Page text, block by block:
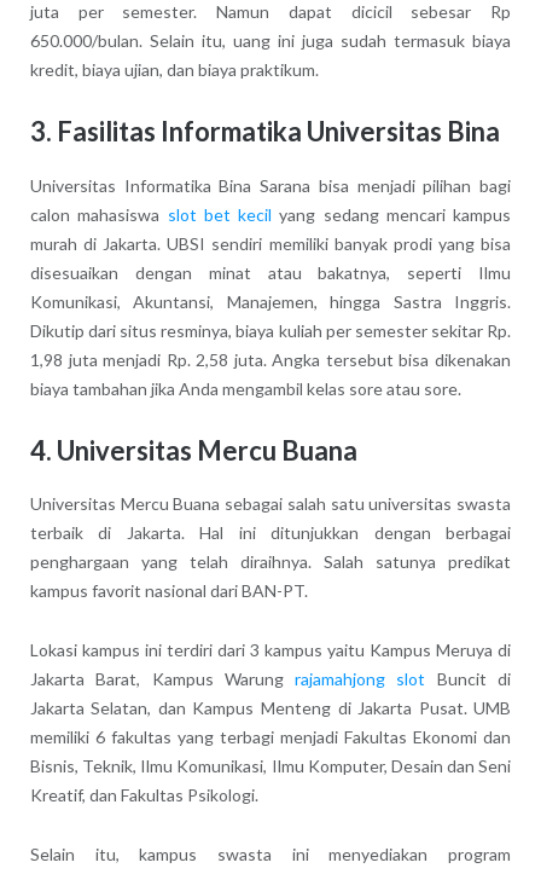
juta per semester. Namun dapat dicicil sebesar Rp
650.000/bulan. Selain itu, uang ini juga sudah termasuk biaya
kredit, biaya ujian, dan biaya praktikum.
3. Fasilitas Informatika Universitas Bina
Universitas Informatika Bina Sarana bisa menjadi pilihan bagi
calon mahasiswa slot bet kecil yang sedang mencari kampus
murah di Jakarta. UBSI sendiri memiliki banyak prodi yang bisa
disesuaikan dengan minat atau bakatnya, seperti Ilmu
Komunikasi, Akuntansi, Manajemen, hingga Sastra Inggris.
Dikutip dari situs resminya, biaya kuliah per semester sekitar Rp.
1,98 juta menjadi Rp. 2,58 juta. Angka tersebut bisa dikenakan
biaya tambahan jika Anda mengambil kelas sore atau sore.
4. Universitas Mercu Buana
Universitas Mercu Buana sebagai salah satu universitas swasta
terbaik di Jakarta. Hal ini ditunjukkan dengan berbagai
penghargaan yang telah diraihnya. Salah satunya predikat
kampus favorit nasional dari BAN-PT.
Lokasi kampus ini terdiri dari 3 kampus yaitu Kampus Meruya di
Jakarta Barat, Kampus Warungrajamahjong slot Buncit di
Jakarta Selatan, dan Kampus Menteng di Jakarta Pusat. UMB
memiliki 6 fakultas yang terbagi menjadi Fakultas Ekonomi dan
Bisnis, Teknik, Ilmu Komunikasi, Ilmu Komputer, Desain dan Seni
Kreatif, dan Fakultas Psikologi.
Selain itu, kampus swasta ini menyediakan program